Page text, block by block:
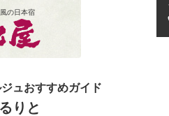
の日本宿
ュおすすめガイド
りと